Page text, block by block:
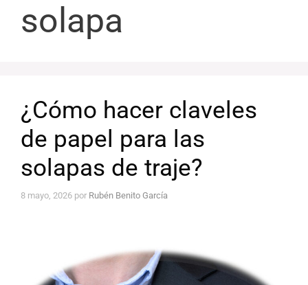
solapa
¿Cómo hacer claveles
de papel para las
solapas de traje?
8 mayo, 2026 por Rubén Benito García